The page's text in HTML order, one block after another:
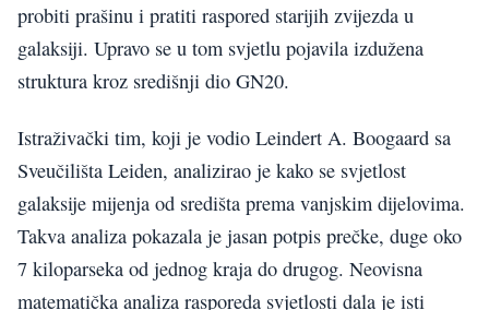
probiti prašinu i pratiti raspored starijih zvijezda u
galaksiji. Upravo se u tom svjetlu pojavila izdužena
struktura kroz središnji dio GN20.
Istraživački tim, koji je vodio Leindert A. Boogaard sa
Sveučilišta Leiden, analizirao je kako se svjetlost
galaksije mijenja od središta prema vanjskim dijelovima.
Takva analiza pokazala je jasan potpis prečke, duge oko
7 kiloparseka od jednog kraja do drugog. Neovisna
matematička analiza rasporeda svjetlosti dala je isti